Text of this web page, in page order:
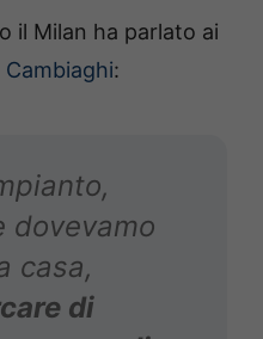
il Milan ha parlato ai
Cambiaghi:
dovevamo
casa,
di